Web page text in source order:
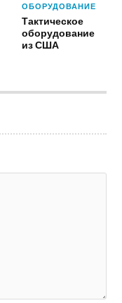
ОБОРУДОВАНИЕ
Тактическое
оборудование
из США